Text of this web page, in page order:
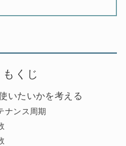
もくじ
いたいかを考える
ナンス周期